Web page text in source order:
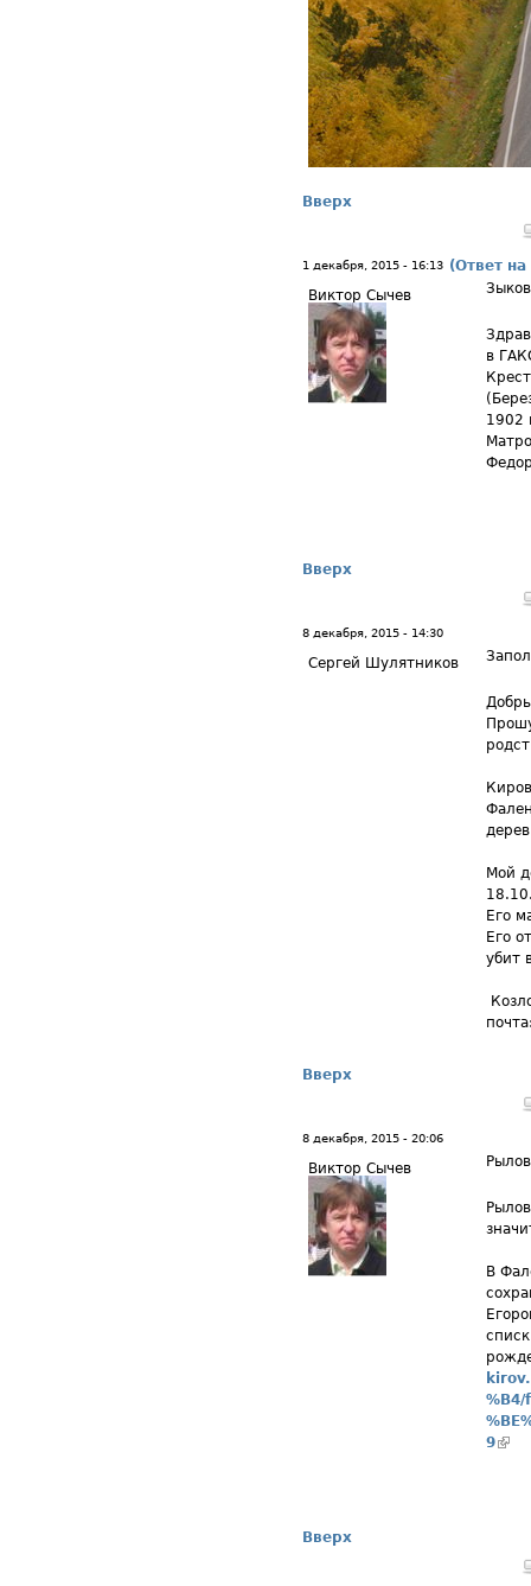
Вверх
1 декабря, 2015 - 16:13 (Ответ
Виктор Сычев
в
1902
Вверх
8 декабря, 2015 - 14:30
Сергей Шулятников
Мой
Его
Его
убит
Вверх
8 декабря, 2015 - 20:06
Виктор Сычев
В
%B4/
9
Вверх